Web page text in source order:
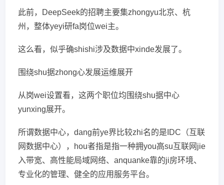
此前，DeepSeek的招聘主要集zhongyu北京、杭
州，整体yeyi研fa岗位wei主。
这么看，似乎确shishi涉及数据中xinde发展了。
围绕shu据zhong心发展运维展开
从岗wei设置看，这两个职位均围绕shu据中心
yunxing展开。
所谓数据中心，dang前ye界比较zhi名的是IDC（互联
网数据中心），hou者指是指一种拥you高su互联网jie
入带宽、高性能局域网络、anquanke靠的ji房环境、
专业化的管理、健全的应用服务平台。